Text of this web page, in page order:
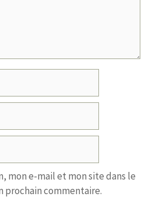
mon e-mail et mon site dans le
prochain commentaire.